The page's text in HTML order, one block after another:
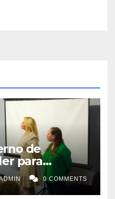
de
para
en
y duelo
0 COMMENTS